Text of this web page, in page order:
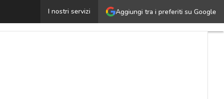
Aggiungi tra i preferiti su Google
I nostri servizi
Truffe WhatsApp: ecco gli schemi più diffusi e le